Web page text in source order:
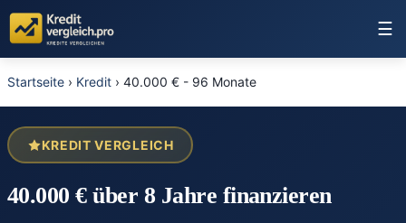
☰
Startseite › Kredit › 40.000 € - 96 Monate
KREDIT VERGLEICH
40.000 € über 8 Jahre finanzieren